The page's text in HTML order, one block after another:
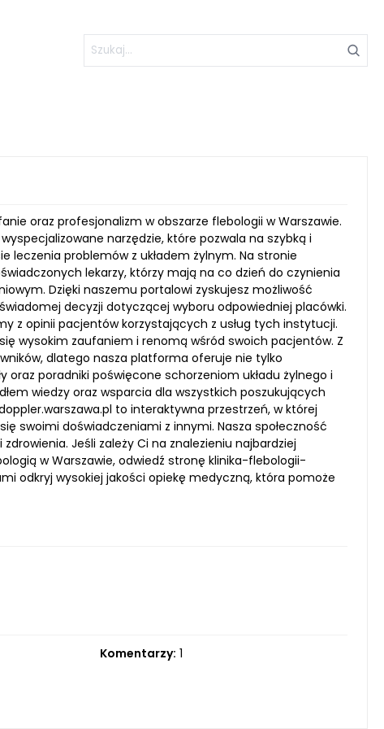
oraz profesjonalizm w obszarze flebologii w Warszawie.
narzędzie, które pozwala na szybką i
leczenia problemów z układem żylnym. Na stronie
lekarzy, którzy mają na co dzień do czynienia
Dzięki naszemu portalowi zyskujesz możliwość
decyzji dotyczącej wyboru odpowiedniej placówki.
z opinii pacjentów korzystających z usług tych instytucji.
wysokim zaufaniem i renomą wśród swoich pacjentów. Z
dlatego nasza platforma oferuje nie tylko
poradniki poświęcone schorzeniom układu żylnego i
wiedzy oraz wsparcia dla wszystkich poszukujących
to interaktywna przestrzeń, w której
swoimi doświadczeniami z innymi. Nasza społeczność
Jeśli zależy Ci na znalezieniu najbardziej
w Warszawie, odwiedź stronę klinika-flebologii-
odkryj wysokiej jakości opiekę medyczną, która pomoże
Komentarzy: 1